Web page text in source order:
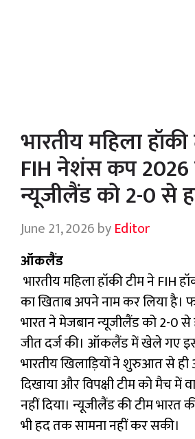
भारतीय महिला
FIH नेशंस कप 2026
न्यूजीलैंड को 2-0 से
June 21, 2026byEditor
ऑकलैंड
भारतीय महिला हॉकी टीम ने FIH
का खिताब अपने नाम कर लिया
भारत ने मेजबान न्यूजीलैंड को 2-0 से
जीत दर्ज की। ऑकलैंड में खेले गए
भारतीय खिलाड़ियों ने शुरुआत से
दिखाया और विपक्षी टीम को मैच में
नहीं दिया। न्यूजीलैंड की टीम भारत
भी हद तक सामना नहीं कर सकी।